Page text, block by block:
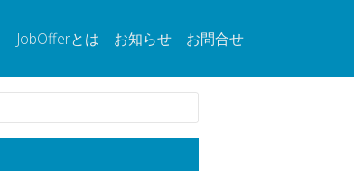
JobOfferとは お知らせ お問合せ